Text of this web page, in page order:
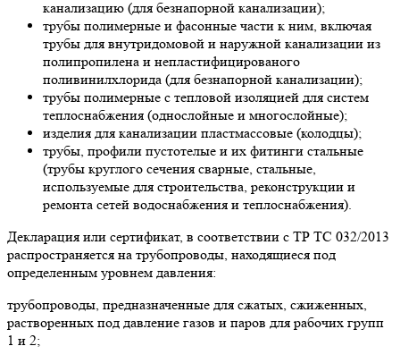
канализацию (для безнапорной канализации);
трубы полимерные и фасонные части к ним, включая
трубы для внутридомовой и наружной канализации из
полипропилена и непластифицированого
поливинилхлорида (для безнапорной канализации);
трубы полимерные с тепловой изоляцией для систем
теплоснабжения (однослойные и многослойные);
изделия для канализации пластмассовые (колодцы);
трубы, профили пустотелые и их фитинги стальные
(трубы круглого сечения сварные, стальные,
используемые для строительства, реконструкции и
ремонта сетей водоснабжения и теплоснабжения).
Декларация или сертификат, в соответствии с ТР ТС 032/2013
распространяется на трубопроводы, находящиеся под
определенным уровнем давления:
трубопроводы, предназначенные для сжатых, сжиженных,
растворенных под давление газов и паров для рабочих групп
1 и 2;